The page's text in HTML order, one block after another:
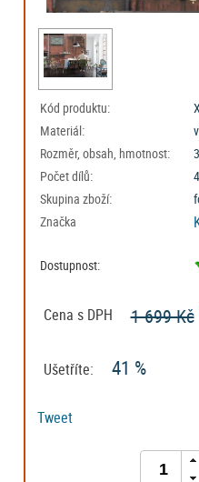
Kód produktu:
Materiál:
Rozměr, obsah, hmotnost:
Počet dílů:
4
Skupina zboží:
Značka
Dostupnost:
Cena s DPH 1 699 Kč
Ušetříte: 41 %
Tweet